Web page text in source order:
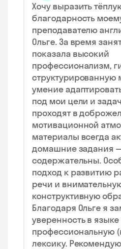
Хочу выразить
благодарность
преподавателю
Ольге. За время
показала высокий
профессионализм,
структурированную
умение
под мои цели и
проходят в
мотивационной
материалы всегда
домашние задания
содержательны.
подход к развитию
речи и
конструктивную
Благодаря Ольге я
уверенность в
профессиональную
лексику.